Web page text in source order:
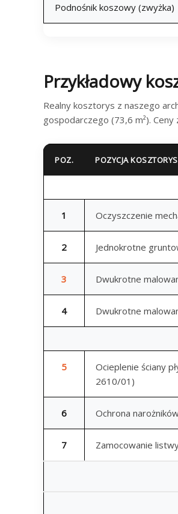
Podnośnik koszowy (zwyżka)
Przykładowy
Realny kosztorys z naszego
gospodarczego (73,6 m²).
POZ. POZYCJA
1 Oczyszczenie
2 Jednokrotne
3 Dwukrotne
4 Dwukrotne
5
Ocieplenie ściany
2610/01)
6 Ochrona
7 Zamocowanie